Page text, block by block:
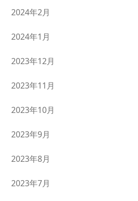
2024年2月
2024年1月
2023年12月
2023年11月
2023年10月
2023年9月
2023年8月
2023年7月